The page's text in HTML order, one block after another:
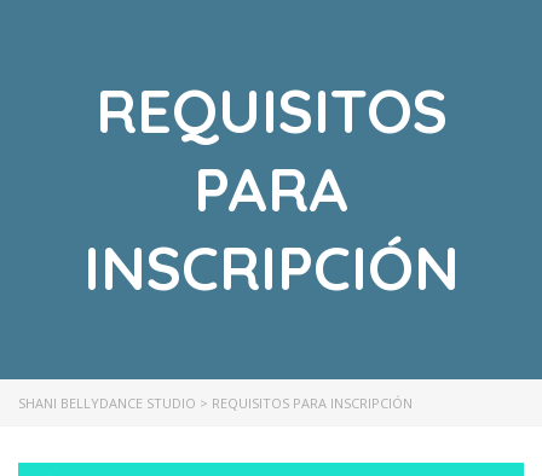
REQUISITOS
PARA
INSCRIPCIÓN
SHANI BELLYDANCE STUDIO > REQUISITOS PARA INSCRIPCIÓN